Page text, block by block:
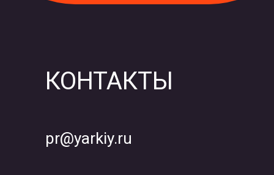
КОНТАКТЫ
pr@yarkiy.ru